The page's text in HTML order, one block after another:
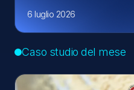
6 luglio 2026
Caso studio del mese